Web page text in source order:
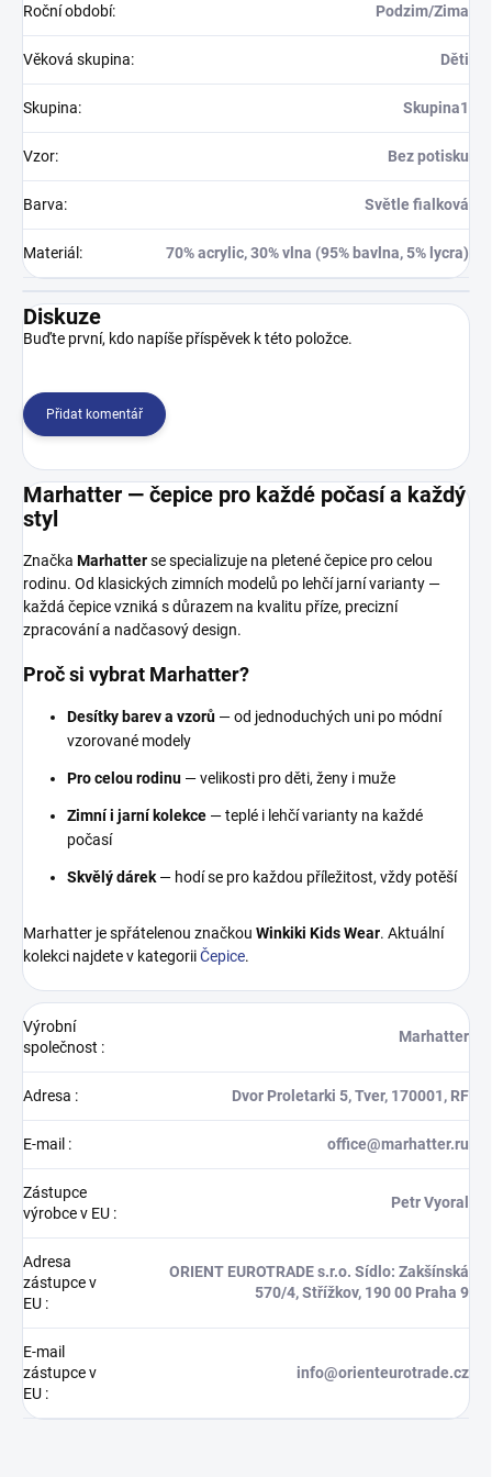
Roční období: Podzim/Zima
Věková skupina: Děti
Skupina: Skupina1
Vzor: Bez potisku
Barva: Světle fialková
Materiál : 70% acrylic, 30% vlna (95% bavlna, 5% lycra)
Diskuze
Buďte první, kdo napíše příspěvek k této položce.
Přidat komentář
Marhatter — čepice pro každé počasí a každý
styl
Značka Marhatterse specializuje na pletené čepice pro celou
rodinu. Od klasických zimních modelů po lehčí jarní varianty —
každá čepice vzniká s důrazem na kvalitu příze, precizní
zpracování a nadčasový design.
Proč si vybrat Marhatter?
Desítky barev a vzorů — od jednoduchých uni po módní
vzorované modely
Pro celou rodinu — velikosti pro děti, ženy i muže
Zimní i jarní kolekce — teplé i lehčí varianty na každé
počasí
Skvělý dárek — hodí se pro každou příležitost, vždy potěší
Marhatter je spřátelenou značkou Winkiki Kids Wear. Aktuální
kolekci najdete v kategoriiČepice.
Výrobní
společnost :
Marhatter
Adresa : Dvor Proletarki 5, Tver, 170001, RF
E-mail : office@marhatter.ru
Zástupce
výrobce v EU :
Petr Vyoral
Adresa
zástupce v
EU :
ORIENT EUROTRADE s.r.o. Sídlo: Zakšínská
570/4, Střížkov, 190 00 Praha 9
E-mail
zástupce v
EU :
info@orienteurotrade.cz